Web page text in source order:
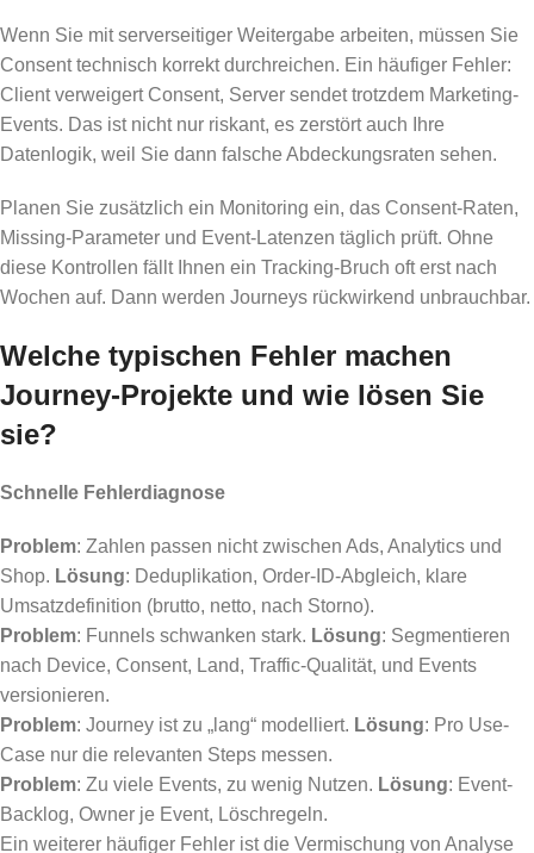
Wenn Sie mit serverseitiger Weitergabe arbeiten, müssen Sie
Consent technisch korrekt durchreichen. Ein häufiger Fehler:
Client verweigert Consent, Server sendet trotzdem Marketing-
Events. Das ist nicht nur riskant, es zerstört auch Ihre
Datenlogik, weil Sie dann falsche Abdeckungsraten sehen.
Planen Sie zusätzlich ein Monitoring ein, das Consent-Raten,
Missing-Parameter und Event-Latenzen täglich prüft. Ohne
diese Kontrollen fällt Ihnen ein Tracking-Bruch oft erst nach
Wochen auf. Dann werden Journeys rückwirkend unbrauchbar.
Welche typischen Fehler machen
Journey-Projekte und wie lösen Sie
sie?
Schnelle Fehlerdiagnose
Problem: Zahlen passen nicht zwischen Ads, Analytics und
Shop. Lösung: Deduplikation, Order-ID-Abgleich, klare
Umsatzdefinition (brutto, netto, nach Storno).
Problem: Funnels schwanken stark. Lösung: Segmentieren
nach Device, Consent, Land, Traffic-Qualität, und Events
versionieren.
Problem: Journey ist zu „lang“ modelliert. Lösung: Pro Use-
Case nur die relevanten Steps messen.
Problem: Zu viele Events, zu wenig Nutzen. Lösung: Event-
Backlog, Owner je Event, Löschregeln.
Ein weiterer häufiger Fehler ist die Vermischung von Analyse